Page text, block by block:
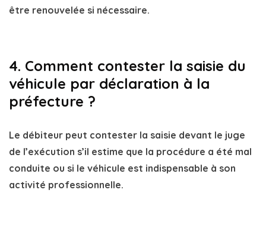
être renouvelée si nécessaire.
4. Comment contester la saisie du
véhicule par déclaration à la
préfecture ?
Le débiteur peut contester la saisie devant le juge
de l’exécution s’il estime que la procédure a été mal
conduite ou si le véhicule est indispensable à son
activité professionnelle.